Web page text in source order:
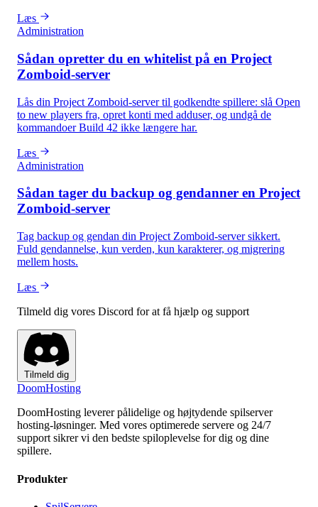
Læs
Administration
Sådan opretter du en whitelist på en Project
Zomboid-server
Lås din Project Zomboid-server til godkendte spillere: slå Open
to new players fra, opret konti med adduser, og undgå de
kommandoer Build 42 ikke længere har.
Læs
Administration
Sådan tager du backup og gendanner en Project
Zomboid-server
Tag backup og gendan din Project Zomboid-server sikkert.
Fuld gendannelse, kun verden, kun karakterer, og migrering
mellem hosts.
Læs
Tilmeld dig vores Discord for at få hjælp og support
Tilmeld dig
DoomHosting
DoomHosting leverer pålidelige og højtydende spilserver
hosting-løsninger. Med vores optimerede servere og 24/7
support sikrer vi den bedste spiloplevelse for dig og dine
spillere.
Produkter